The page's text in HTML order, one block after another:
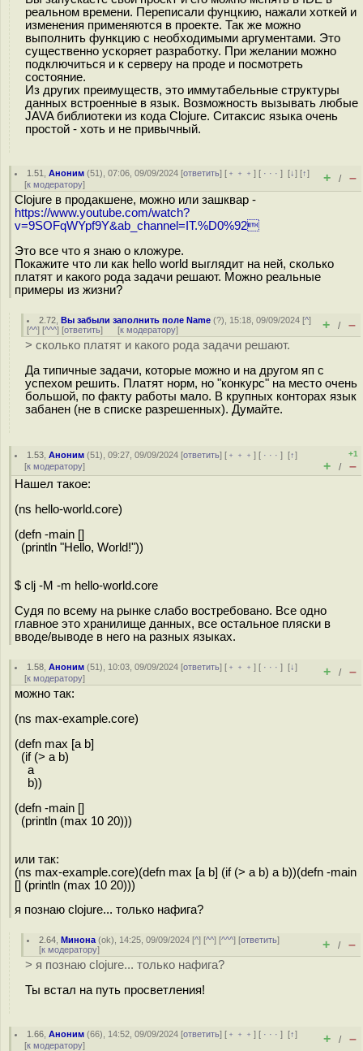
реальном времени. Переписали фунцкию, нажали хоткей и
изменения применяются в проекте. Так же можно
выполнить функцию с необходимыми аргументами. Это
существенно ускоряет разработку. При желании можно
подключиться и к серверу на проде и посмотреть
состояние.
Из других преимуществ, это иммутабельные структуры
данных встроенные в язык. Возможность вызывать любые
JAVA библиотеки из кода Clojure. Ситаксис языка очень
простой - хоть и не привычный.
1.51 ,Аноним (51), 07:06, 09/09/2024 [ответить] [ ﹢﹢﹢] [ · · ·][↓] [↑]
[к модератору] + / –
Clojure в продакшене, можно или зашквар -
https://www.youtube.com/watch?
v=9SOFqWYpf9Y&ab_channel=IT.%D0%92
Это все что я знаю о кложуре.
Покажите что ли как hello world выглядит на ней, сколько
платят и какого рода задачи решают. Можно реальные
примеры из жизни?
2.72 ,Вы забыли заполнить поле Name (?), 15:18, 09/09/2024 [^]
[^^] [^^^] [ответить] [к модератору] + / –
> сколько платят и какого рода задачи решают.
Да типичные задачи, которые можно и на другом яп с
успехом решить. Платят норм, но "конкурс" на место очень
большой, по факту работы мало. В крупных конторах язык
забанен (не в списке разрешенных). Думайте.
1.53 ,Аноним (51), 09:27, 09/09/2024 [ответить] [ ﹢﹢﹢] [ · · ·][↑]
[к модератору]
+1
+ / –
Нашел такое:
(ns hello-world.core)
(defn -main []
(println "Hello, World!"))
$ clj -M -m hello-world.core
Судя по всему на рынке слабо востребовано. Все одно
главное это хранилище данных, все остальное пляски в
вводе/выводе в него на разных языках.
1.58 ,Аноним (51), 10:03, 09/09/2024 [ответить] [ ﹢﹢﹢] [ · · ·][↓]
[к модератору] + / –
можно так:
(ns max-example.core)
(defn max [a b]
(if (> a b)
a
b))
(defn -main []
(println (max 10 20)))
или так:
(ns max-example.core)(defn max [a b] (if (> a b) a b))(defn -main
[] (println (max 10 20)))
я познаю clojure... только нафига?
2.64 ,Минона (ok), 14:25, 09/09/2024 [^] [^^] [^^^] [ответить]
[к модератору] + / –
> я познаю clojure... только нафига?
Ты встал на путь просветления!
1.66 ,Аноним (66), 14:52, 09/09/2024 [ответить] [ ﹢﹢﹢] [ · · ·][↑]
[к модератору] + / –